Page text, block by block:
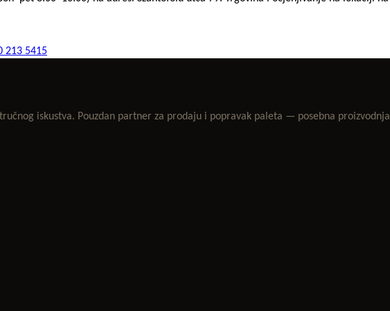
213 5415
iskustva. Pouzdan partner za prodaju i popravak paleta — posebna